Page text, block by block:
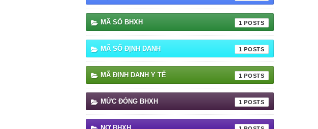
MÃ SỐ BHXH 1
MÃ SỐ ĐỊNH DANH 1
MÃ ĐỊNH DANH Y TẾ 1
MỨC ĐÓNG BHXH 1